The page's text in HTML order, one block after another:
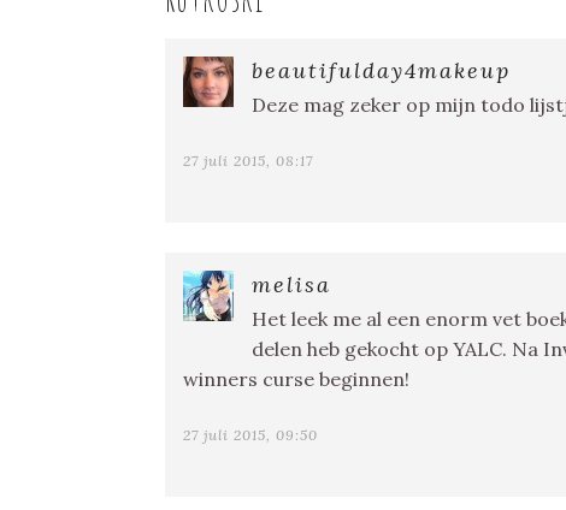
beautifulday4makeup
Deze mag zeker op mijn todo
27 juli 2015, 08:17
melisa
Het leek me al een enorm vet
delen heb gekocht op YALC. Na
winners curse beginnen!
27 juli 2015, 09:50